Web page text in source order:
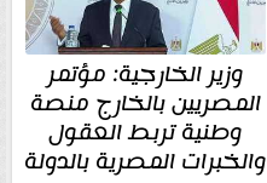
وزير الخارجية: مؤتمر
المصريين بالخارج منصة
وطنية تربط العقول
والخبرات المصرية بالدولة